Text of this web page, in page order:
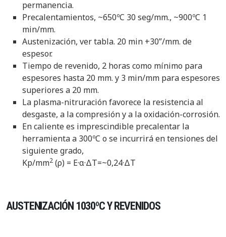
permanencia.
Precalentamientos, ~650ºC 30 seg/mm., ~900ºC 1
min/mm.
Austenización, ver tabla. 20 min +30”/mm. de
espesor.
Tiempo de revenido, 2 horas como mínimo para
espesores hasta 20 mm. y 3 min/mm para espesores
superiores a 20 mm.
La plasma-nitruración favorece la resistencia al
desgaste, a la compresión y a la oxidación-corrosión.
En caliente es imprescindible precalentar la
herramienta a 300ºC o se incurrirá en tensiones del
siguiente grado,
Kp/mm2 (ρ) = E·α·ΔT=~0,24·ΔT
AUSTENIZACIÓN 1030ºC Y REVENIDOS